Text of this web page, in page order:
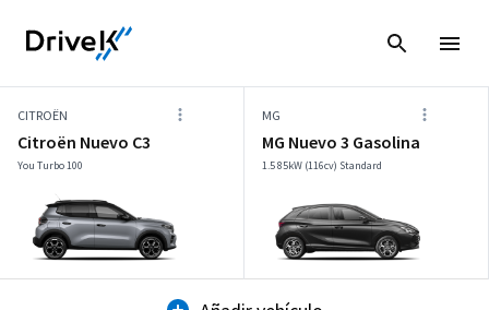
CITROËN
Citroën Nuevo C3
You Turbo 100
MG
MG Nuevo 3 Gasolina
1.5 85kW (116cv) Standard